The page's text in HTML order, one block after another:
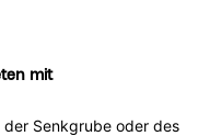
mit
der Senkgrube oder des